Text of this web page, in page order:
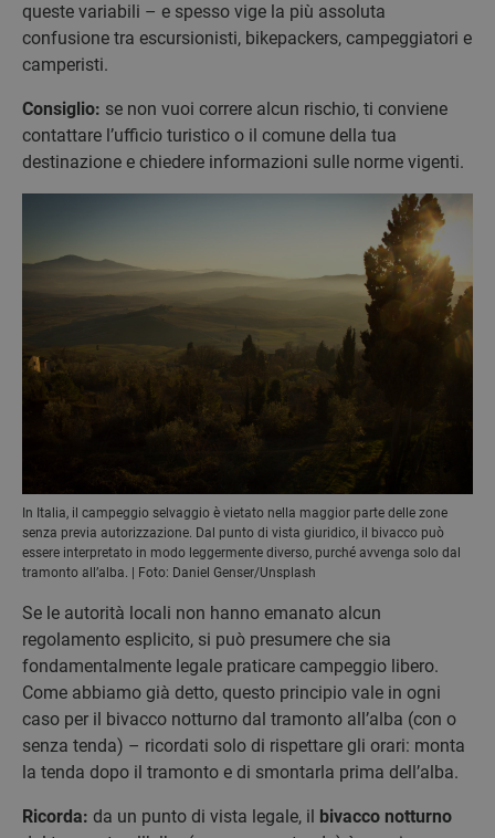
queste variabili – e spesso vige la più assoluta
confusione tra escursionisti, bikepackers, campeggiatori e
camperisti.
Consiglio: se non vuoi correre alcun rischio, ti conviene
contattare l’ufficio turistico o il comune della tua
destinazione e chiedere informazioni sulle norme vigenti.
In Italia, il campeggio selvaggio è vietato nella maggior parte delle zone
senza previa autorizzazione. Dal punto di vista giuridico, il bivacco può
essere interpretato in modo leggermente diverso, purché avvenga solo dal
tramonto all’alba. | Foto: Daniel Genser/Unsplash
Se le autorità locali non hanno emanato alcun
regolamento esplicito, si può presumere che sia
fondamentalmente legale praticare campeggio libero.
Come abbiamo già detto, questo principio vale in ogni
caso per il bivacco notturno dal tramonto all’alba (con o
senza tenda) – ricordati solo di rispettare gli orari: monta
la tenda dopo il tramonto e di smontarla prima dell’alba.
Ricorda: da un punto di vista legale, il bivacco notturno